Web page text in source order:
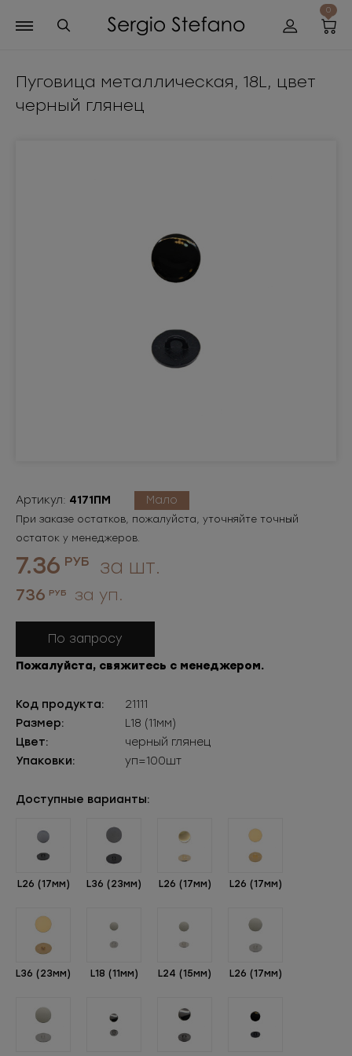
0
Пуговица металлическая, 18L, цвет
черный глянец
Артикул: 4171ПМ Мало
При заказе остатков, пожалуйста, уточняйте точный
остаток у менеджеров.
7.36 РУБ за шт.
736 РУБ за уп.
По запросу
Пожалуйста, свяжитесь с менеджером.
Код продукта:
21111
Размер:
L18 (11мм)
Цвет:
черный глянец
Упаковки:
уп=100шт
Доступные варианты:
L26 (17мм) L36 (23мм) L26 (17мм) L26 (17мм)
L36 (23мм) L18 (11мм) L24 (15мм) L26 (17мм)